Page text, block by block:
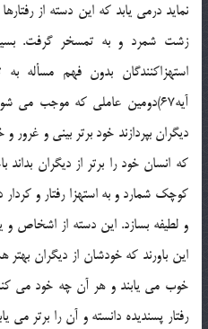
نمايد درمي يابد كه اين دسته از
زشت شمرد و به تمسخر گرفت.
استهزاكنندگان بدون فهم مسأله
آيه67)دومين عاملي كه موجب
ديگران بپردازند خود برتر بيني و
كه انسان خود را برتر از ديگران
كوچك شمارد و به استهزا رفتار و
و لطيفه بسازد. اين دسته از اشخاص و
اين باورند كه خودشان از ديگران بهتر
خوب مي يابند و هر آن چه خود مي
رفتار پسنديده دانسته و آن را برتر